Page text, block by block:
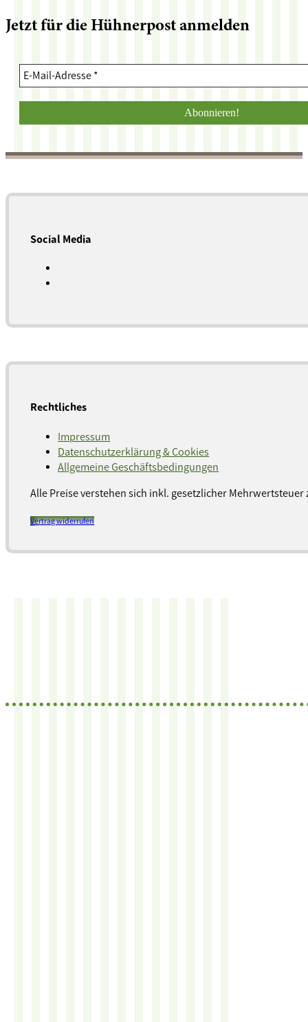
Jetzt für die Hühnerpost anmelden
Social Media
Rechtliches
Impressum
Datenschutzerklärung & Cookies
Allgemeine Geschäftsbedingungen
Alle Preise verstehen sich inkl. gesetzlicher Mehrwertsteuer
Vertrag widerrufen